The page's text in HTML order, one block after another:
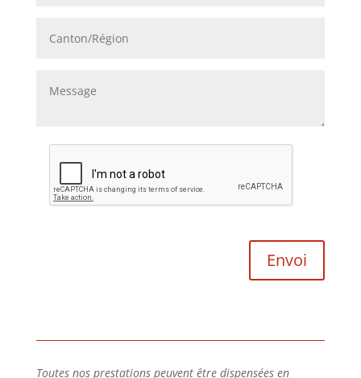
Toutes nos prestations peuvent être dispensées en